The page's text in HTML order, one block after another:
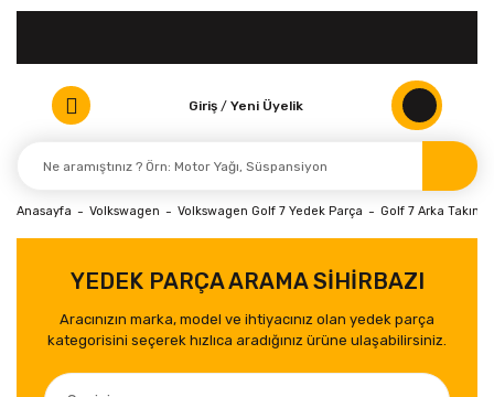
Giriş / Yeni Üyelik
Anasayfa Volkswagen Volkswagen Golf 7 Yedek Parça Golf 7 Arka Takım
YEDEK PARÇA ARAMA SİHİRBAZI
Aracınızın marka, model ve ihtiyacınız olan yedek parça
kategorisini seçerek hızlıca aradığınız ürüne ulaşabilirsiniz.